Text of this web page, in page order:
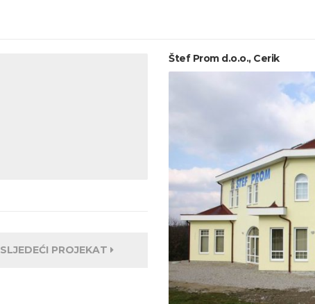
SLJEDEĆI PROJEKAT
Štef Prom d.o.o., Cerik